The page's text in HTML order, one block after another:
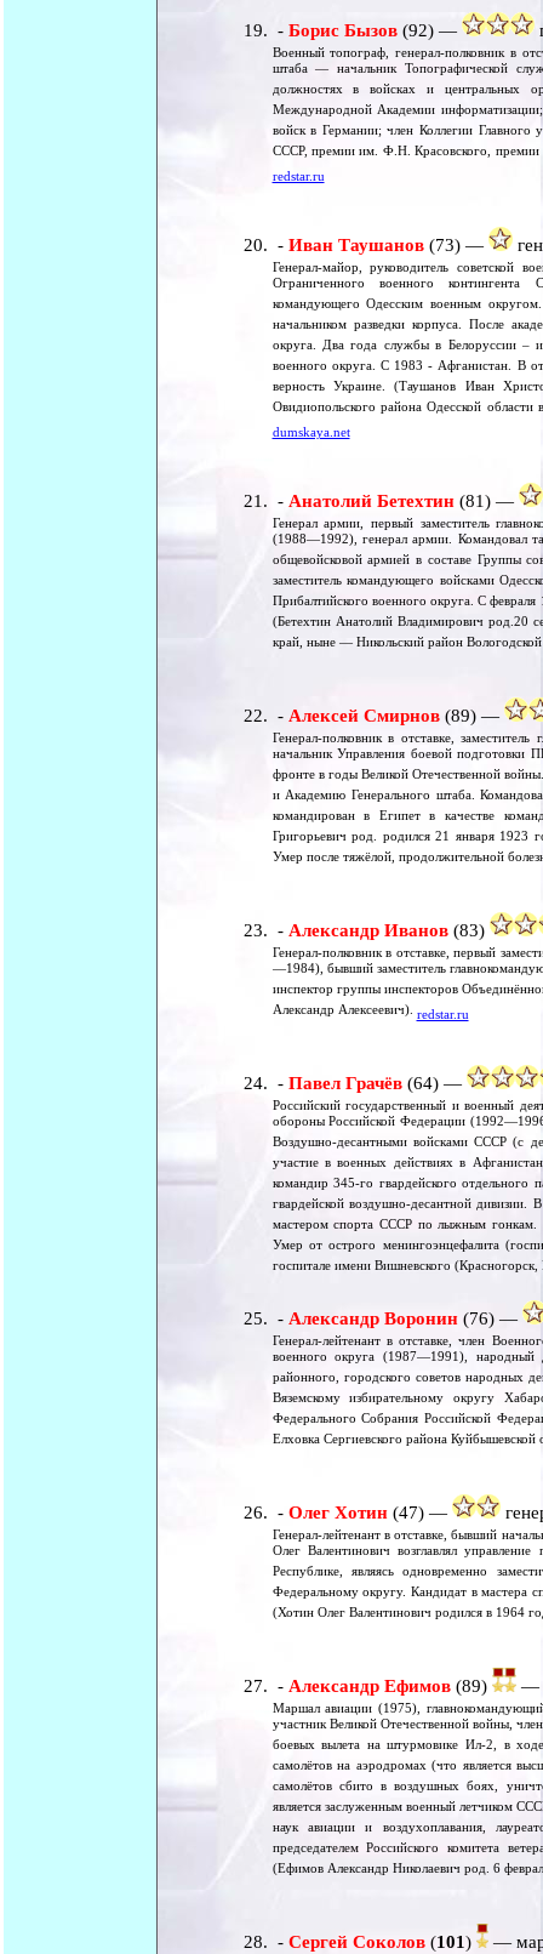
- Борис Бызов (92) —
Военный топограф, генерал-полковник в
штаба — начальник Топографической
должностях в войсках и центральных
Международной Академии
войск в Германии; член Коллегии Главного
СССР, премии им. Ф.Н. Красовского,
redstar.ru
- Иван Таушанов(73) —
Генерал-майор, руководитель советской
Ограниченного военного контингента
командующего Одесским военным
начальником разведки корпуса. После
округа. Два года службы в Белоруссии – и
военного округа. С 1983 - Афганистан. В
верность Украине. (Таушанов Иван
Овидиопольского района Одесской
dumskaya.net
- Анатолий Бетехтин(81) —
Генерал армии, первый заместитель
(1988—1992), генерал армии. Командовал
общевойсковой армией в составе Группы
заместитель командующего войсками
Прибалтийского военного округа. С
(Бетехтин Анатолий Владимирович род.20
край, ныне — Никольский район
- Алексей Смирнов (89) —
Генерал-полковник в отставке,
начальник Управления боевой
фронте в годы Великой Отечественной
и Академию Генерального штаба.
командирован в Египет в качестве
Григорьевич род. родился 21 января 1923
Умер после тяжёлой, продолжительной
- Александр Иванов (83)
Генерал-полковник в отставке, первый
—1984), бывший заместитель
инспектор группы инспекторов
Александр Алексеевич). redstar.ru
- Павел Грачёв (64) —
Российский государственный и военный
обороны Российской Федерации
Воздушно-десантными войсками СССР (с
участие в военных действиях в
командир 345-го гвардейского
гвардейской воздушно-десантной
мастером спорта СССР по лыжным гонкам.
Умер от острого менингоэнцефалита
госпитале имени Вишневского (Красногорск,
- Александр Воронин (76) —
Генерал-лейтенант в отставке, член
военного округа (1987—1991),
районного, городского советов народных
Вяземскому избирательному округу
Федерального Собрания Российской
Елховка Сергиевского района
- Олег Хотин (47) —
Генерал-лейтенант в отставке, бывший
Олег Валентинович возглавлял
Республике, являясь одновременно
Федеральному округу. Кандидат в мастера
(Хотин Олег Валентинович родился в 1964
- Александр Ефимов (89) —
Маршал авиации (1975),
участник Великой Отечественной войны,
боевых вылета на штурмовике Ил-2, в
самолётов на аэродромах (что является
самолётов сбито в воздушных боях,
является заслуженным военный летчиком
наук авиации и воздухоплавания,
председателем Российского комитета
(Ефимов Александр Николаевич род. 6
- Сергей Соколов (101) —